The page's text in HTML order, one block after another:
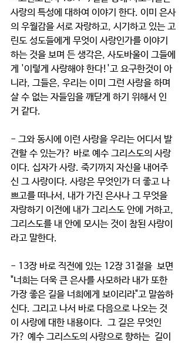
사랑의 특성에 대하여 이야기 한다. 이미 은사
의 우월감을 서로 자랑하고, 시기하고 있는 고
린도 성도들에게 무엇이 사랑인가를 이야기
하는 것을 보며 든 생각은, 사도바울이 그들에
게 '이렇게 사랑해야 한다!'고 요구한것이 아
니라, 그들은, 우리는 이미 그런 사랑을 하며
살 수 없는 자들임을 깨닫게 하기 위해서 인
거 같다.
- 그와 동시에 이런 사랑을 우리는 어디서 발
견할 수 있는가? 바로 예수 그리스도의 사랑
이다. 십자가 사랑. 죽기까지 자신을 내어주
신 그 사랑이다. 사랑은 무엇인가 더 좋고 나
쁘고를 떠나서, 내가 가진 은사나 그 무엇을
자랑하기 이전에 내가 그리스도 안에 거하고,
그리스도를 내 안에 모시는 것이 참된 사랑이
라고 말한다.
- 13장 바로 직전에 있는 12장 31절을  보면
"너희는 더욱 큰 은사를 사모하라 내가 또한
가장 좋은 길을 너희에게 보이리라"고 말씀하
신다. 그리고 나서 바로 다음으로 나오는 것
이 사랑에 대한 내용이다.  그 길은 무엇인
가? 예수 그리스도의 사랑으로 향하는  길이